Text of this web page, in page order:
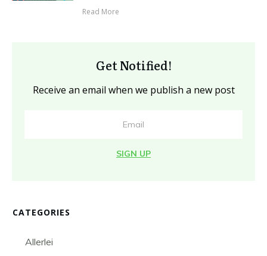
Read More
Get Notified!
Receive an email when we publish a new post
SIGN UP
CATEGORIES
Allerlei